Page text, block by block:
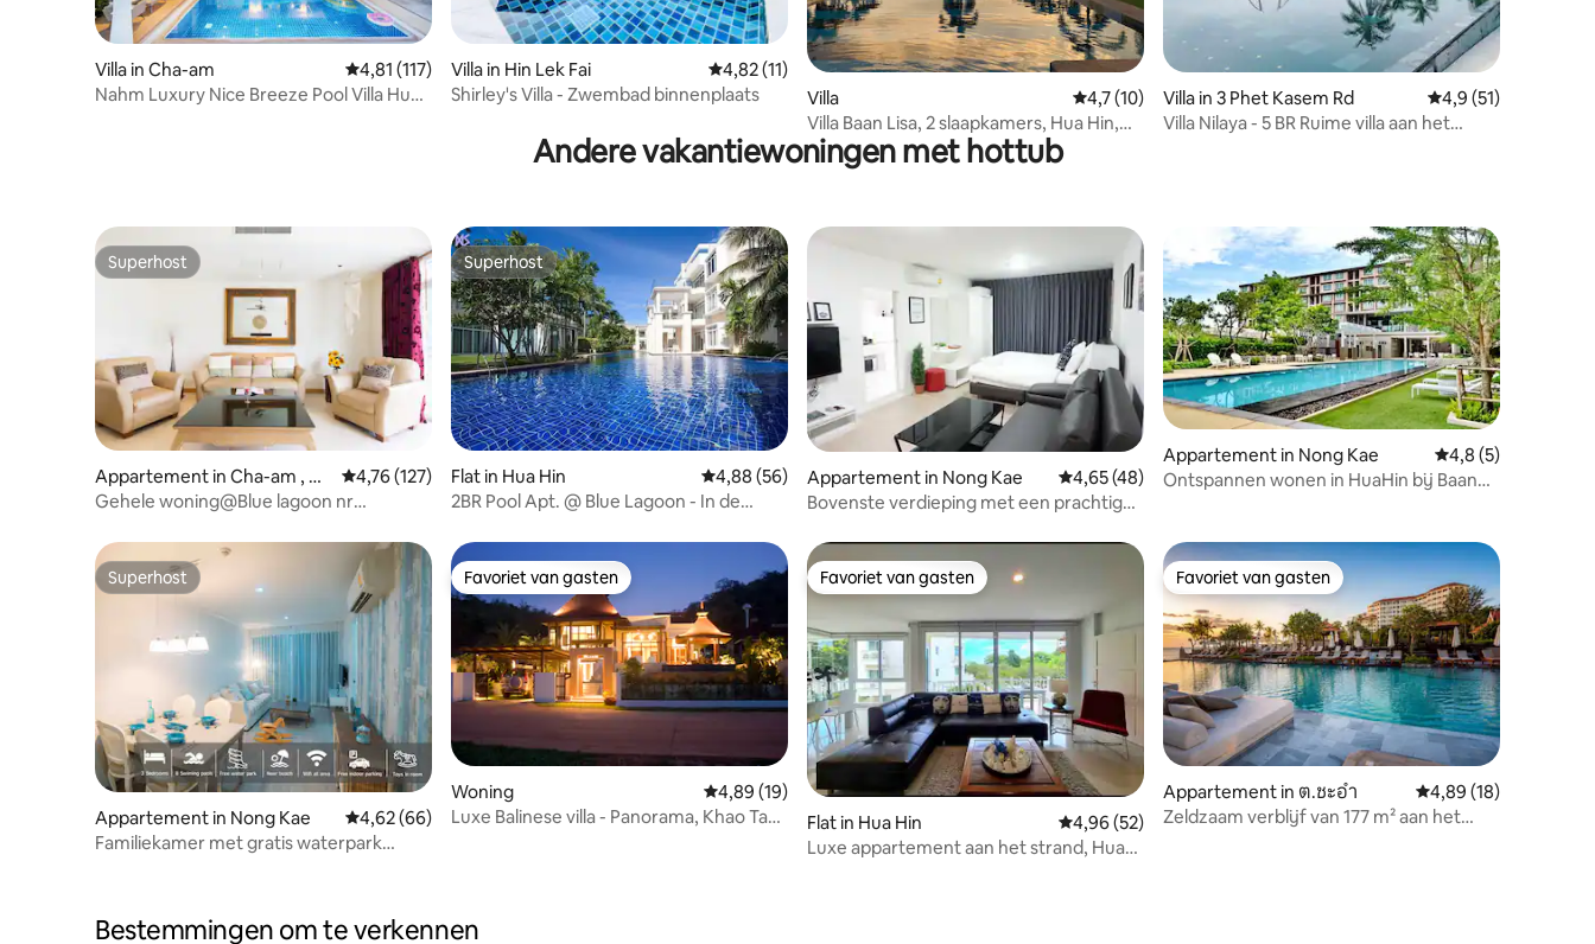
Villa in Cha-am Gemiddelde beoordeling van 4,81 op 5, 117 recensies
4,81 (117)
Nahm Luxury Nice Breeze Pool Villa Hua
Villa in Hin Lek Fai Gemiddelde beoordeling van 4,82 op 5, 11 recensies
4,82 (11)
Shirley's Villa - Zwembad binnenplaats
Villa Gemiddelde beoordeling van 4,7 op 5, 10 recensies
4,7 (10)
Villa Baan Lisa, 2 slaapkamers, Hua Hin,
Soi 94-102, strand
Villa in 3 Phet Kasem Rd Gemiddelde
4,9 (51)
Villa Nilaya - 5 BR Ruime villa aan het
Andere vakantiewoningen met hottub
Superhost
Superhost
Appartement in Cha-am , Hu
a hin
Gemiddelde beoordeling van 4,76 op 5, 127 recensies
4,76 (127)
Gehele woning@Blue lagoon nr
Superhost
Superhost
Flat in Hua Hin Gemiddelde beoordeling van 4,88 op 5, 56 recensies
4,88 (56)
2BR Pool Apt. @ Blue Lagoon - In de
Appartement in Nong Kae Gemiddelde beoordeling van 4,65 op 5, 48 recensies
4,65 (48)
Bovenste verdieping met een prachtig
Appartement in Nong Kae Gemiddelde
4,8 (5)
Ontspannen wonen in HuaHin bij Baan
Superhost
Superhost
Appartement in Nong Kae Gemiddelde beoordeling van 4,62 op 5, 66 recensies
4,62 (66)
Familiekamer met gratis waterpark
Favoriet van gasten
Favoriet van gasten
Woning Gemiddelde beoordeling van 4,89 op 5, 19 recensies
4,89 (19)
Luxe Balinese villa - Panorama, Khao Tao,
Favoriet van gasten
Favoriet van gasten
Flat in Hua Hin Gemiddelde beoordeling van 4,96 op 5, 52 recensies
4,96 (52)
Luxe appartement aan het strand, Hua
Favoriet van gasten
Favoriet van gasten
Appartement in ต.ชะอำ Gemiddelde
4,89 (18)
Zeldzaam verblijf van 177 m² aan het
Bestemmingen om te verkennen